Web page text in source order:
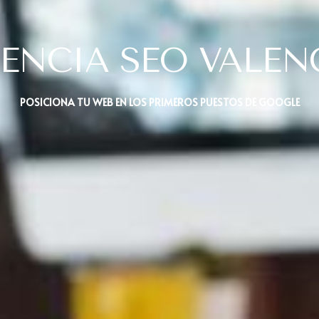
SEO
POSICIONA TU WEB EN LOS PRIMEROS PUESTOS DE GOOGLE